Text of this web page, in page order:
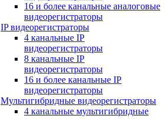
16 и более канальные аналоговые
видеорегистраторы
IP видеорегистраторы
4 канальные IP
видеорегистраторы
8 канальные IP
видеорегистраторы
16 и более канальные IP
видеорегистраторы
Мультигибридные видеорегистраторы
4 канальные мультигибридные